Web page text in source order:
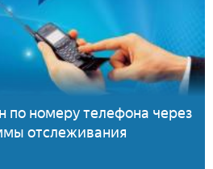
по номеру телефона через
отслеживания